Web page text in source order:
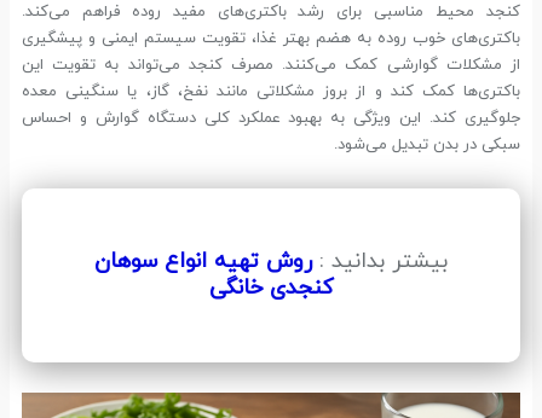
کنجد محیط مناسبی برای رشد باکتری‌های مفید روده فراهم می‌کند.
باکتری‌های خوب روده به هضم بهتر غذا، تقویت سیستم ایمنی و پیشگیری
از مشکلات گوارشی کمک می‌کنند. مصرف کنجد می‌تواند به تقویت این
باکتری‌ها کمک کند و از بروز مشکلاتی مانند نفخ، گاز، یا سنگینی معده
جلوگیری کند. این ویژگی به بهبود عملکرد کلی دستگاه گوارش و احساس
سبکی در بدن تبدیل می‌شود.
بیشتر بدانید :روش تهیه انواع سوهان
کنجدی خانگی